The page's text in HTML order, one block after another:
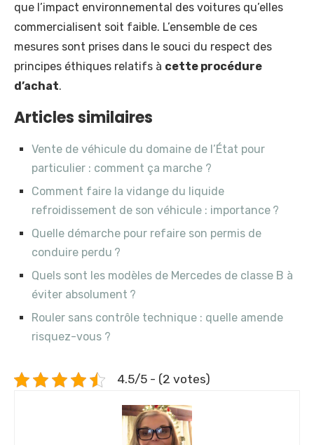
que l’impact environnemental des voitures qu’elles
commercialisent soit faible. L’ensemble de ces
mesures sont prises dans le souci du respect des
principes éthiques relatifs à cette procédure
d’achat.
Articles similaires
Vente de véhicule du domaine de l’État pour
particulier : comment ça marche ?
Comment faire la vidange du liquide
refroidissement de son véhicule : importance ?
Quelle démarche pour refaire son permis de
conduire perdu ?
Quels sont les modèles de Mercedes de classe B à
éviter absolument ?
Rouler sans contrôle technique : quelle amende
risquez-vous ?
4.5/5 - (2 votes)